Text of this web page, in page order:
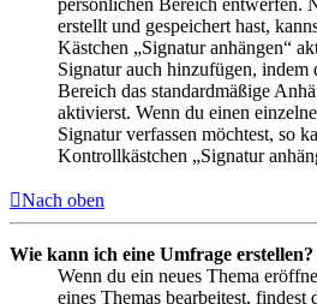
erstellt und gespeichert hast,
Kästchen „Signatur anhängen“
Signatur auch hinzufügen, indem
Bereich das standardmäßige
aktivierst. Wenn du einen
Signatur verfassen möchtest, so
Kontrollkästchen „Signatur
Nach oben
Wie kann ich eine Umfrage erstellen?
Wenn du ein neues Thema
eines Themas bearbeitest,